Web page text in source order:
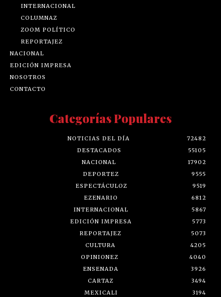
INTERNACIONAL
COLUMNAZ
ZOOM POLÍTICO
REPORTAJEZ
NACIONAL
EDICIÓN IMPRESA
NOSOTROS
CONTACTO
Categorías Populares
NOTICIAS DEL DÍA
72482
DESTACADOS
55105
NACIONAL
17902
DEPORTEZ
9555
ESPECTÁCULOZ
9519
EZENARIO
6812
INTERNACIONAL
5867
EDICIÓN IMPRESA
5773
REPORTAJEZ
5073
CULTURA
4205
OPINIONEZ
4040
ENSENADA
3926
CARTAZ
3494
MEXICALI
3194